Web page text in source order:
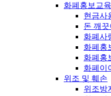
화폐홍보교육
현금사
돈 깨끗
화폐사
화폐홍
화폐홍
화폐이
위조 및 훼손
위조방